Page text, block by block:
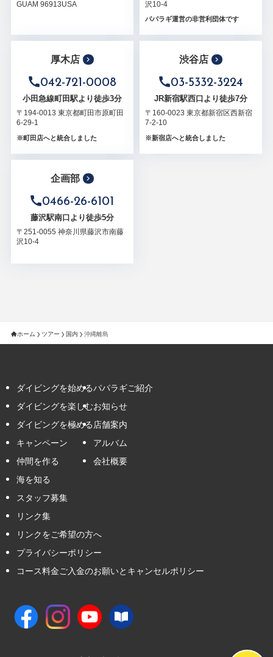
GUAM 96913USA
沢10-4
パパラギ運営の非営利団体です
厚木店
042-721-0008
小田急線町田駅より徒歩3分
〒194-0013 東京都町田市原町田
6-29-1
※町田店へと統合しました
渋谷店
03-5332-3224
JR新宿駅西口より徒歩7分
〒160-0023 東京都新宿区西新宿
7-2-10
※新宿店へと統合しました
企画部
0466-26-6101
藤沢駅南口より徒歩5分
〒251-0055 神奈川県藤沢市南藤
沢10-4
ホーム ツアー 国内 沖縄離島
ダイビングを始める
ダイビングを楽しむ
ダイビングを極める
キャンペーン
仲間を作る
海を知る
パパラギご紹介
お知らせ
店舗案内
アルバム
会社概要
スタッフ募集
リンク集
リンクをご希望の方へ
プライバシーポリシー
コース料金ご入金のお願いとキャンセルポリシー